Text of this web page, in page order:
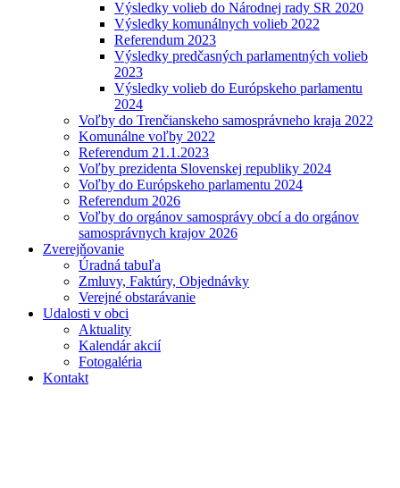
Výsledky volieb do Národnej rady SR 2020
Výsledky komunálnych volieb 2022
Referendum 2023
Výsledky predčasných parlamentných volieb
2023
Výsledky volieb do Európskeho parlamentu
2024
Voľby do Trenčianskeho samosprávneho kraja 2022
Komunálne voľby 2022
Referendum 21.1.2023
Voľby prezidenta Slovenskej republiky 2024
Voľby do Európskeho parlamentu 2024
Referendum 2026
Voľby do orgánov samosprávy obcí a do orgánov
samosprávnych krajov 2026
Zverejňovanie
Úradná tabuľa
Zmluvy, Faktúry, Objednávky
Verejné obstarávanie
Udalosti v obci
Aktuality
Kalendár akcií
Fotogaléria
Kontakt